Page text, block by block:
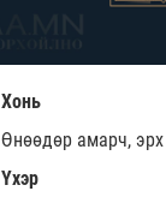
Хонь
Өнөөдөр амарч,
Үхэр